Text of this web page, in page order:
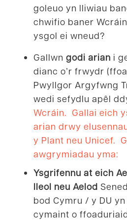
goleuo yn lliwiau
chwifio baner
ysgol ei wneud?
Gallwn godi arian i
dianc o’r frwydr
Pwyllgor Argyfwng
wedi sefydlu apêl
Wcráin. Gallai eich
arian drwy
y Plant neu Unicef.
awgrymiadau yma:
Ysgrifennu at eich
lleol neu Aelod
bod Cymru / y DU
cymaint o